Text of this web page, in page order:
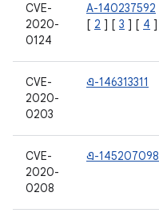
CVE-
2020-
0124
A-140237592
[ 2 ] [ 3 ] [ 4 ]
CVE-
2020-
0203
এ-146313311
CVE-
2020-
0208
এ-145207098